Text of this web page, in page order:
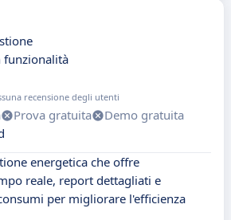
funzionalità
recensione degli utenti
Prova gratuita
Demo gratuita
energetica che offre
reale, report dettagliati e
per migliorare l'efficienza